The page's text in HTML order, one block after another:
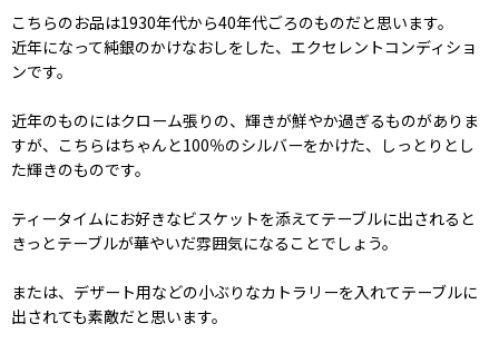
こちらのお品は1930年代から40年代ごろのものだと思います。
近年になって純銀のかけなおしをした、エクセレントコンディショ
ンです。
近年のものにはクローム張りの、輝きが鮮やか過ぎるものがありま
すが、こちらはちゃんと100％のシルバーをかけた、しっとりとし
た輝きのものです。
ティータイムにお好きなビスケットを添えてテーブルに出されると
きっとテーブルが華やいだ雰囲気になることでしょう。
または、デザート用などの小ぶりなカトラリーを入れてテーブルに
出されても素敵だと思います。